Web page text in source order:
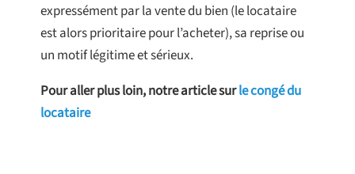
expressément par la vente du bien (le locataire
est alors prioritaire pour l’acheter), sa reprise ou
un motif légitime et sérieux.
Pour aller plus loin, notre article surle congé du
locataire